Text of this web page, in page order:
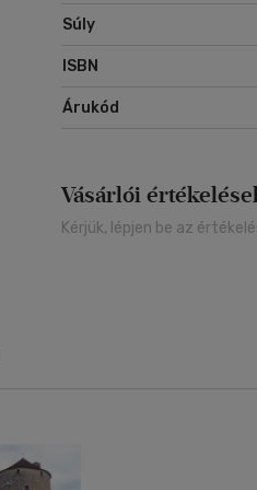
Súly
ISBN
Árukód
Vásárlói
Kérjük, lépjen be az